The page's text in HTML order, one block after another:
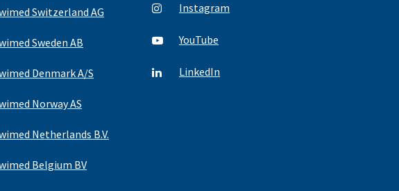
Switzerland AG
Sweden AB
Denmark A/S
Norway AS
Netherlands B.V.
Belgium BV
Instagram
YouTube
LinkedIn